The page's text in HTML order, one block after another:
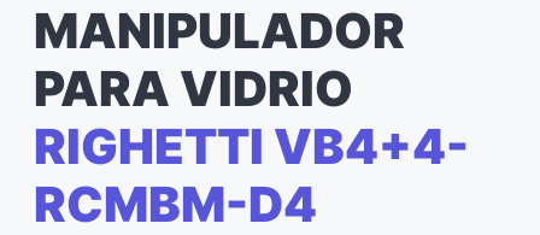
MANIPULADOR
PARA VIDRIO
RIGHETTI VB4+4-
RCMBM-D4